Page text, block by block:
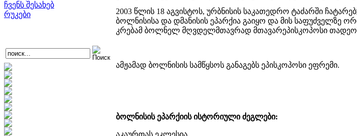
ჩვენს შესახებ
რუკები
2003 წლის 18 აგვისტოს, ურბნისის საკათედრო ტაძარში
ბოლნისისა და დმანისის ეპარქია გაიყო და მის საფუძველზე
კრებამ ბოლნელ მღვდელმთავრად მთავარეპისკოპოსი
ამჟამად ბოლნისის სამწყსოს განაგებს ეპისკოპოსი ეფრემი.
ბოლნისის ეპარქიის ისტორიული ძეგლები:
აკაურთას ეკლესია